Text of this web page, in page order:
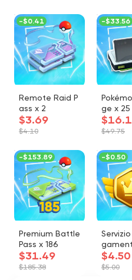
Remote Raid P
ass x 2
$3.69
$4.10
-$0.41
ge x 25
$49.75
-$33.56
Premium Battle
Pass x 186
$31.49
$185.38
-$153.89
unt PTC
$4.50
$5.00
-$0.50